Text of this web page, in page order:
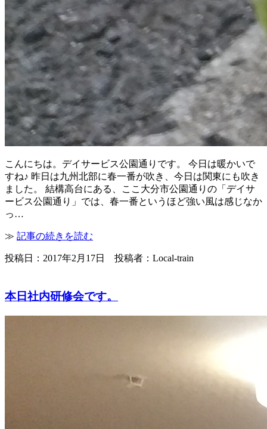
こんにちは。デイサービス公園通りです。 今日は暖かいで
すね♪ 昨日は九州北部に春一番が吹き、今日は関東にも吹き
ました。 結構高台にある、ここ大分市公園通りの「デイサ
ービス公園通り」では、春一番というほど強い風は感じなか
っ…
≫ 記事の続きを読む
投稿日：2017年2月17日 投稿者：Local-train
本日社内研修会です。